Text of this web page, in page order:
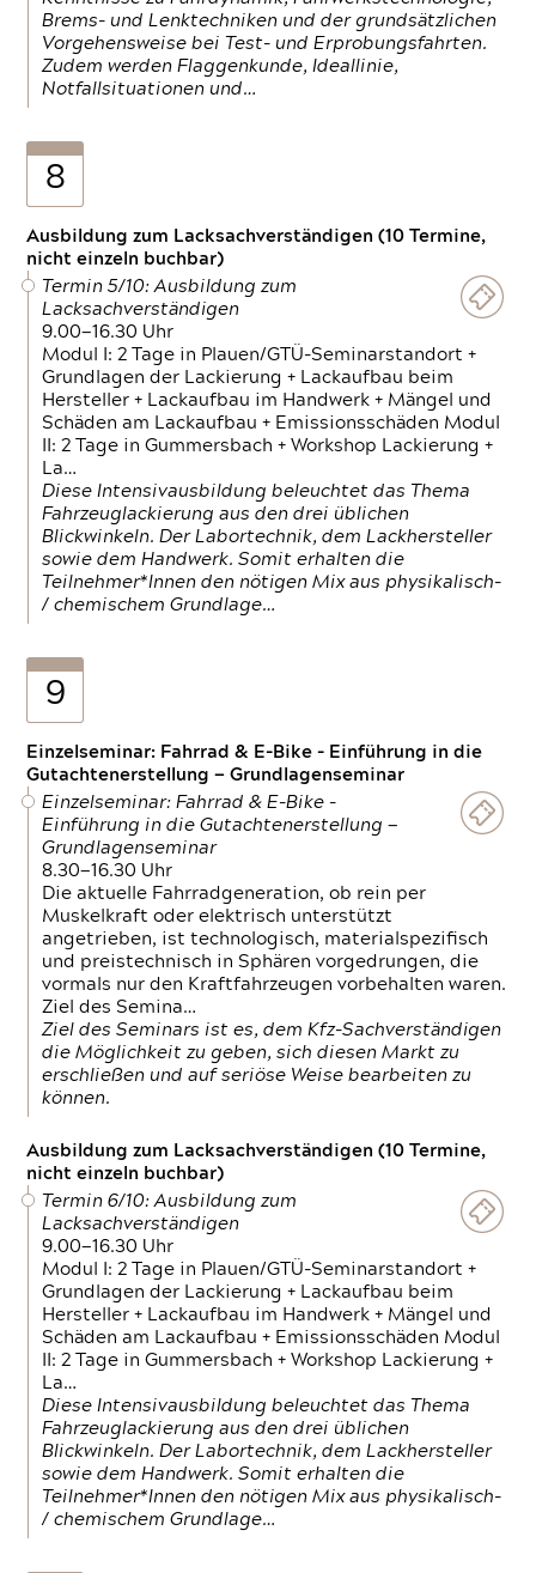
Brems- und Lenktechniken und der grundsätzlichen
Vorgehensweise bei Test- und Erprobungsfahrten.
Zudem werden Flaggenkunde, Ideallinie,
Notfallsituationen und…
8
Ausbildung zum Lacksachverständigen (10 Termine,
nicht einzeln buchbar)
Termin 5/10: Ausbildung zum
Lacksachverständigen
9.00—16.30 Uhr
Modul I: 2 Tage in Plauen/GTÜ-Seminarstandort +
Grundlagen der Lackierung + Lackaufbau beim
Hersteller + Lackaufbau im Handwerk + Mängel und
Schäden am Lackaufbau + Emissionsschäden Modul
II: 2 Tage in Gummersbach + Workshop Lackierung +
La…
Diese Intensivausbildung beleuchtet das Thema
Fahrzeuglackierung aus den drei üblichen
Blickwinkeln. Der Labortechnik, dem Lackhersteller
sowie dem Handwerk. Somit erhalten die
Teilnehmer*Innen den nötigen Mix aus physikalisch-
/ chemischem Grundlage…
9
Einzelseminar: Fahrrad & E-Bike - Einführung in die
Gutachtenerstellung — Grundlagenseminar
Einzelseminar: Fahrrad & E-Bike -
Einführung in die Gutachtenerstellung —
Grundlagenseminar
8.30—16.30 Uhr
Die aktuelle Fahrradgeneration, ob rein per
Muskelkraft oder elektrisch unterstützt
angetrieben, ist technologisch, materialspezifisch
und preistechnisch in Sphären vorgedrungen, die
vormals nur den Kraftfahrzeugen vorbehalten waren.
Ziel des Semina…
Ziel des Seminars ist es, dem Kfz-Sachverständigen
die Möglichkeit zu geben, sich diesen Markt zu
erschließen und auf seriöse Weise bearbeiten zu
können.
Ausbildung zum Lacksachverständigen (10 Termine,
nicht einzeln buchbar)
Termin 6/10: Ausbildung zum
Lacksachverständigen
9.00—16.30 Uhr
Modul I: 2 Tage in Plauen/GTÜ-Seminarstandort +
Grundlagen der Lackierung + Lackaufbau beim
Hersteller + Lackaufbau im Handwerk + Mängel und
Schäden am Lackaufbau + Emissionsschäden Modul
II: 2 Tage in Gummersbach + Workshop Lackierung +
La…
Diese Intensivausbildung beleuchtet das Thema
Fahrzeuglackierung aus den drei üblichen
Blickwinkeln. Der Labortechnik, dem Lackhersteller
sowie dem Handwerk. Somit erhalten die
Teilnehmer*Innen den nötigen Mix aus physikalisch-
/ chemischem Grundlage…